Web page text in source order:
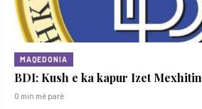
MAQEDONIA
BDI: Kush e ka kapur Izet Mexhitin
0 min më parë